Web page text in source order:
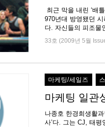
최근 막을 내린 ‘배
970년대 방영됐던
다. 자신들의 피조물
33호 (2009년 5월
마케팅/세일즈
마케팅 일관
나종호 한경희생활
사’다. 그는 CJ, 태